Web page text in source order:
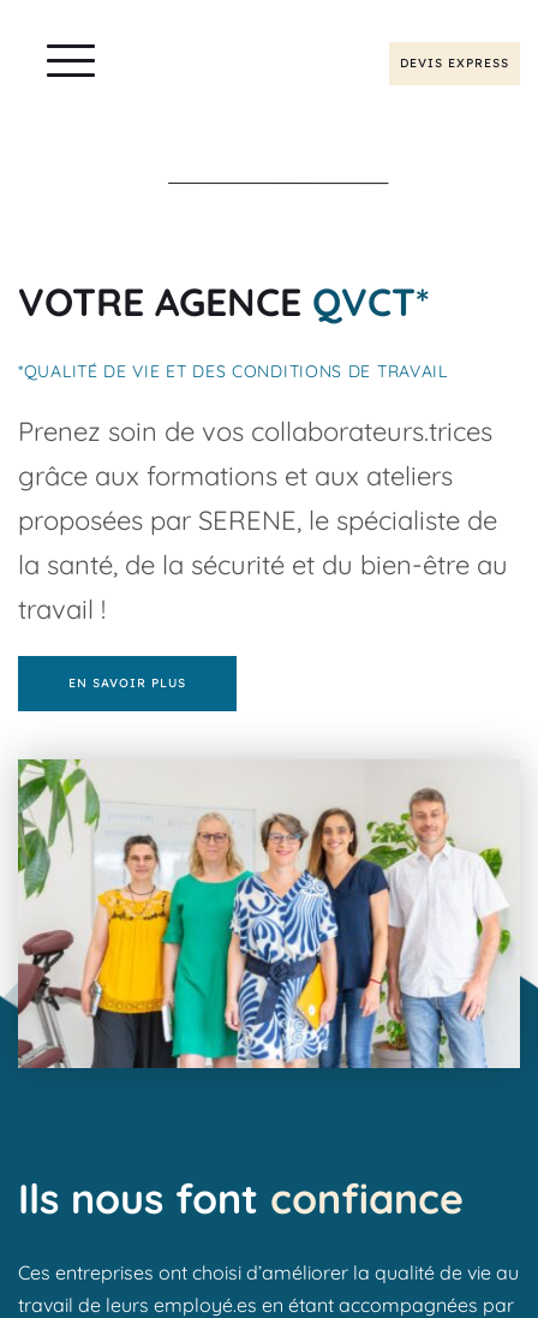
DEVIS EXPRESS
VOTRE AGENCE QVCT*
*QUALITÉ DE VIE ET DES CONDITIONS DE TRAVAIL
Prenez soin de vos collaborateurs.trices
grâce aux formations et aux ateliers
proposées par SERENE, le spécialiste de
la santé, de la sécurité et du bien-être au
travail !
EN SAVOIR PLUS
Ils nous font confiance
Ces entreprises ont choisi d’améliorer la qualité de vie au
travail de leurs employé.es en étant accompagnées par